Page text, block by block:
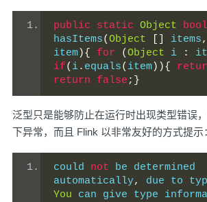
public static Object
hasItems(Object items,
item){ for (Object i :
if( i. equals( item)){
return
false ;}
泛型只是能够防止在运行时出现类型错误
下异常，而且 Flink 以非常友好的方式提示
could not be determined
automatically, due to
You